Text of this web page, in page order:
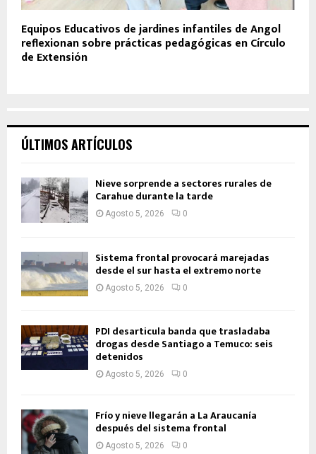
Equipos Educativos de jardines infantiles de Angol
reflexionan sobre prácticas pedagógicas en Círculo
de Extensión
ÚLTIMOS ARTÍCULOS
Nieve sorprende a sectores rurales de
Carahue durante la tarde
Agosto 5, 2026 0
Sistema frontal provocará marejadas
desde el sur hasta el extremo norte
Agosto 5, 2026 0
PDI desarticula banda que trasladaba
drogas desde Santiago a Temuco: seis
detenidos
Agosto 5, 2026 0
Frío y nieve llegarán a La Araucanía
después del sistema frontal
Agosto 5, 2026 0